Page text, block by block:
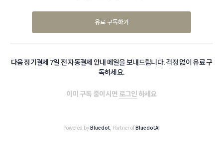
유료 구독하기
다음 정기결제 7일 전 자동결제 안내 메일을 보내드립니다. 걱정 없이 유료 구
독하세요.
이미 구독 중이시면 로그인하세요
Powered byBluedot , Partner ofBluedotAI